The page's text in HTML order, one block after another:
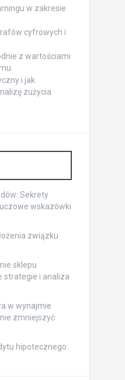
w zakresie
cyfrowych i
z wartościami
i jak
zużycia
Sekrety
wskazówki
związku
sklepu
strategie i analiza
w wynajmie
zmniejszyć
hipotecznego.